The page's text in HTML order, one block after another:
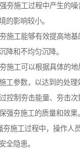
夯施工过程中产生的
的影响较小。
施工能够有效提高地
降和不均匀沉降。
施工可以根据具体的
工参数，以达到的处理
控制夯击能量、夯击次
强夯施工的质量和效果。
夯施工过程中，操作人
全隐患。